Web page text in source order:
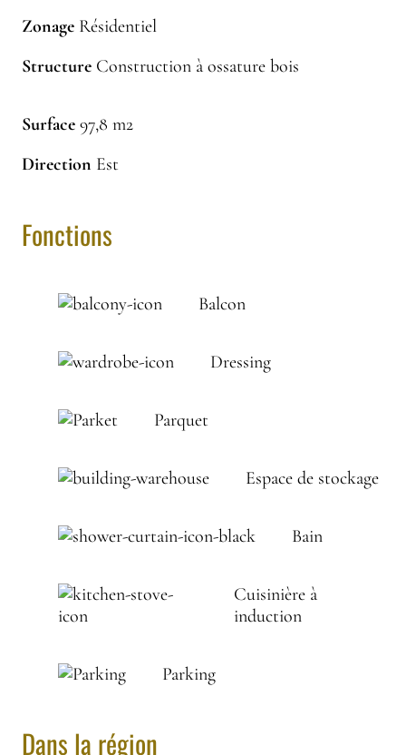
Zonage Résidentiel
Structure Construction à ossature bois
Surface 97,8 m2
Direction Est
Fonctions
Balcon
Dressing
Parquet
Espace de stockage
Bain
Cuisinière à
induction
Parking
Dans la région